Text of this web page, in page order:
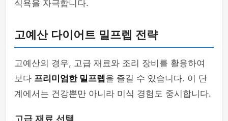
식욕을 자극합니다.
고예산 다이어트 밀프렙 전략
고예산의 경우, 고급 재료와 조리 장비를 활용하여
보다 프리미엄한 밀프렙 을 즐길 수 있습니다. 이 단
계에서는 건강뿐만 아니라 미식 경험도 중시합니다.
고급 재료 선택